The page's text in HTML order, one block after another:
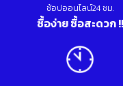
ช้อปออนไลน์24 ชม.
ซื้อง่าย ซื้อสะดวก !!